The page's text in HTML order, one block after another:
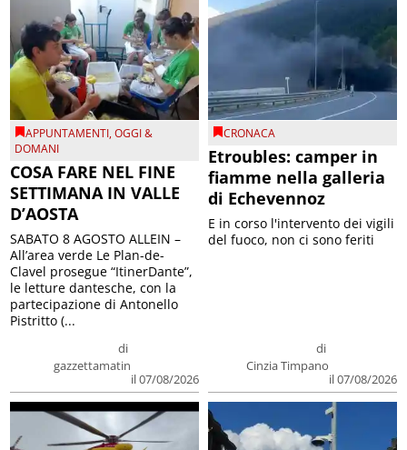
APPUNTAMENTI,OGGI &
DOMANI
COSA FARE NEL FINE
SETTIMANA IN VALLE
D’AOSTA
di
gazzettamatin
il 07/08/2026
SABATO 8 AGOSTO ALLEIN –
All’area verde Le Plan-de-
Clavel prosegue “ItinerDante”,
le letture dantesche, con la
partecipazione di Antonello
Pistritto (...
CRONACA
Etroubles: camper in
fiamme nella galleria
di Echevennoz
di
Cinzia Timpano
il 07/08/2026
E in corso l'intervento dei vigili
del fuoco, non ci sono feriti